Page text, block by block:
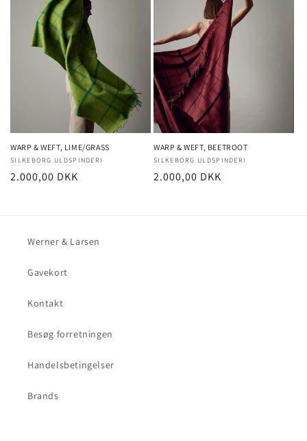
WARP & WEFT, LIME/GRASS
Forhandler:
SILKEBORG ULDSPINDERI
Normalpris
2.000,00 DKK
WARP & WEFT, BEETROOT
Forhandler:
SILKEBORG ULDSPINDERI
Normalpris
2.000,00 DKK
Werner & Larsen
Gavekort
Kontakt
Besøg forretningen
Handelsbetingelser
Brands